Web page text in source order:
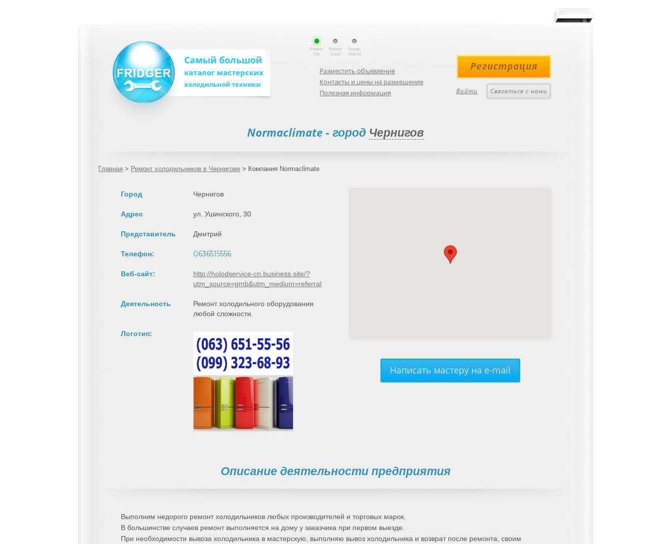
Самый большой
каталог мастерских
холодильной техники
Разместить объявление
Контакты и цены на размещение
Полезная информация
Регистрация
Войти Связаться с нами
Normaclimate - город Чернигов
Главная > Ремонт холодильников в Чернигове > Компания Normaclimate
Город Чернигов
Адрес ул. Ушинского, 30
Представитель Дмитрий
Телефон: 0636515556
Веб-сайт:
http://holodservice-cn.business.site/?
utm_source=gmb&utm_medium=referral
Деятельность
Ремонт холодильного оборудования
любой сложности.
Логотип:
Написать мастеру на e-mail
Описание деятельности предприятия
Выполним недорого ремонт холодильников любых производителей и торговых марок.
В большинстве случаев ремонт выполняется на дому у заказчика при первом выезде.
При необходимости вывоза холодильника в мастерскую, выполняю вывоз холодильника и возврат после ремонта, своим